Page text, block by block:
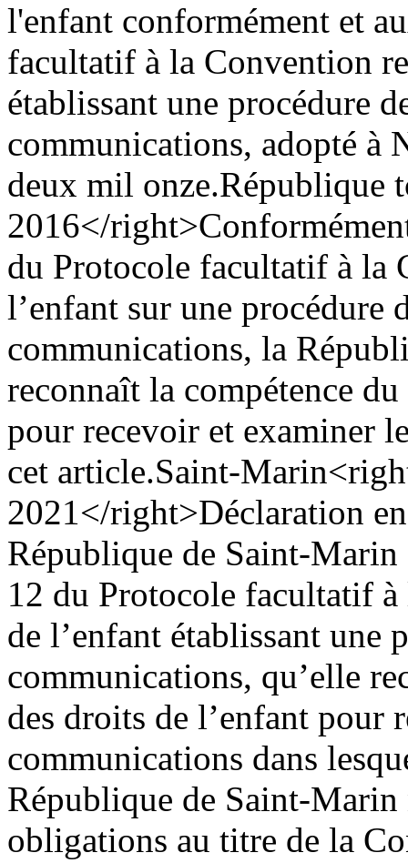
l'enfant conformément et
facultatif à la Convention
établissant une procédure
communications, adopté à
deux mil onze.République
2016</right>
du Protocole facultatif à la
l’enfant sur une procédure
communications, la
reconnaît la compétence
pour recevoir et examiner
cet article.Saint-Marin
2021</right>Déclaration
République de Saint-Marin
12 du Protocole facultatif
de l’enfant établissant une
communications, qu’elle
des droits de l’enfant pour
communications dans
République de Saint-Marin
obligations au titre de la